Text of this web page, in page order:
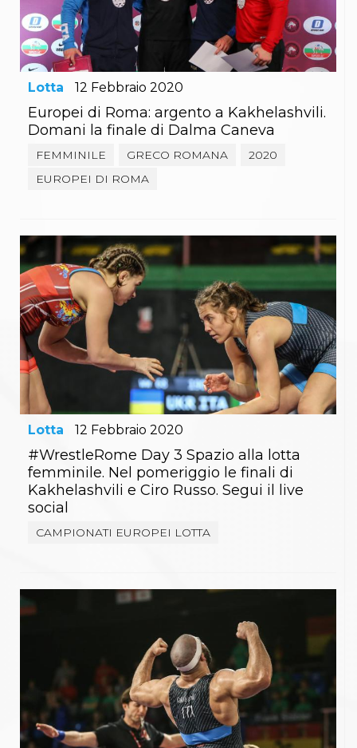
Lotta 12 Febbraio 2020
Europei di Roma: argento a Kakhelashvili.
Domani la finale di Dalma Caneva
FEMMINILE GRECO ROMANA
2020
EUROPEI DI ROMA
Lotta 12 Febbraio 2020
#WrestleRome Day 3 Spazio alla lotta
femminile. Nel pomeriggio le finali di
Kakhelashvili e Ciro Russo. Segui il live
social
CAMPIONATI EUROPEI LOTTA